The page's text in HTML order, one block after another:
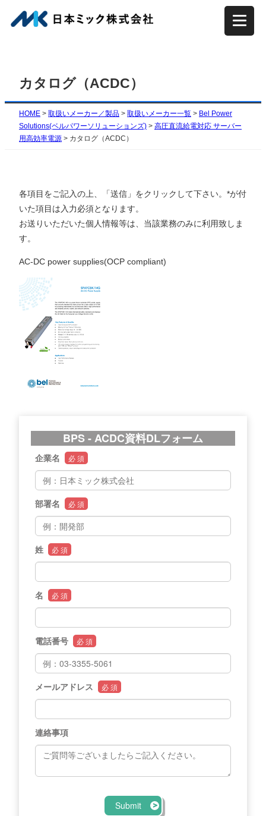
容
プ
カタログ（ACDC）
HOME > 取扱いメーカー／製品 > 取扱いメーカー一覧 > Bel Power
Solutions(ベルパワーソリューションズ) > 高圧直流給電対応 サーバー
用高効率電源 > カタログ（ACDC）
各項目をご記入の上、「送信」をクリックして下さい。*が付
いた項目は入力必須となります。
お送りいただいた個人情報等は、当該業務のみに利用致しま
す。
AC-DC power supplies(OCP compliant)
BPS - ACDC資料DLフォーム
企業名 必 須
部署名 必 須
姓 必 須
名 必 須
電話番号 必 須
メールアドレス 必 須
連絡事項
Submit >